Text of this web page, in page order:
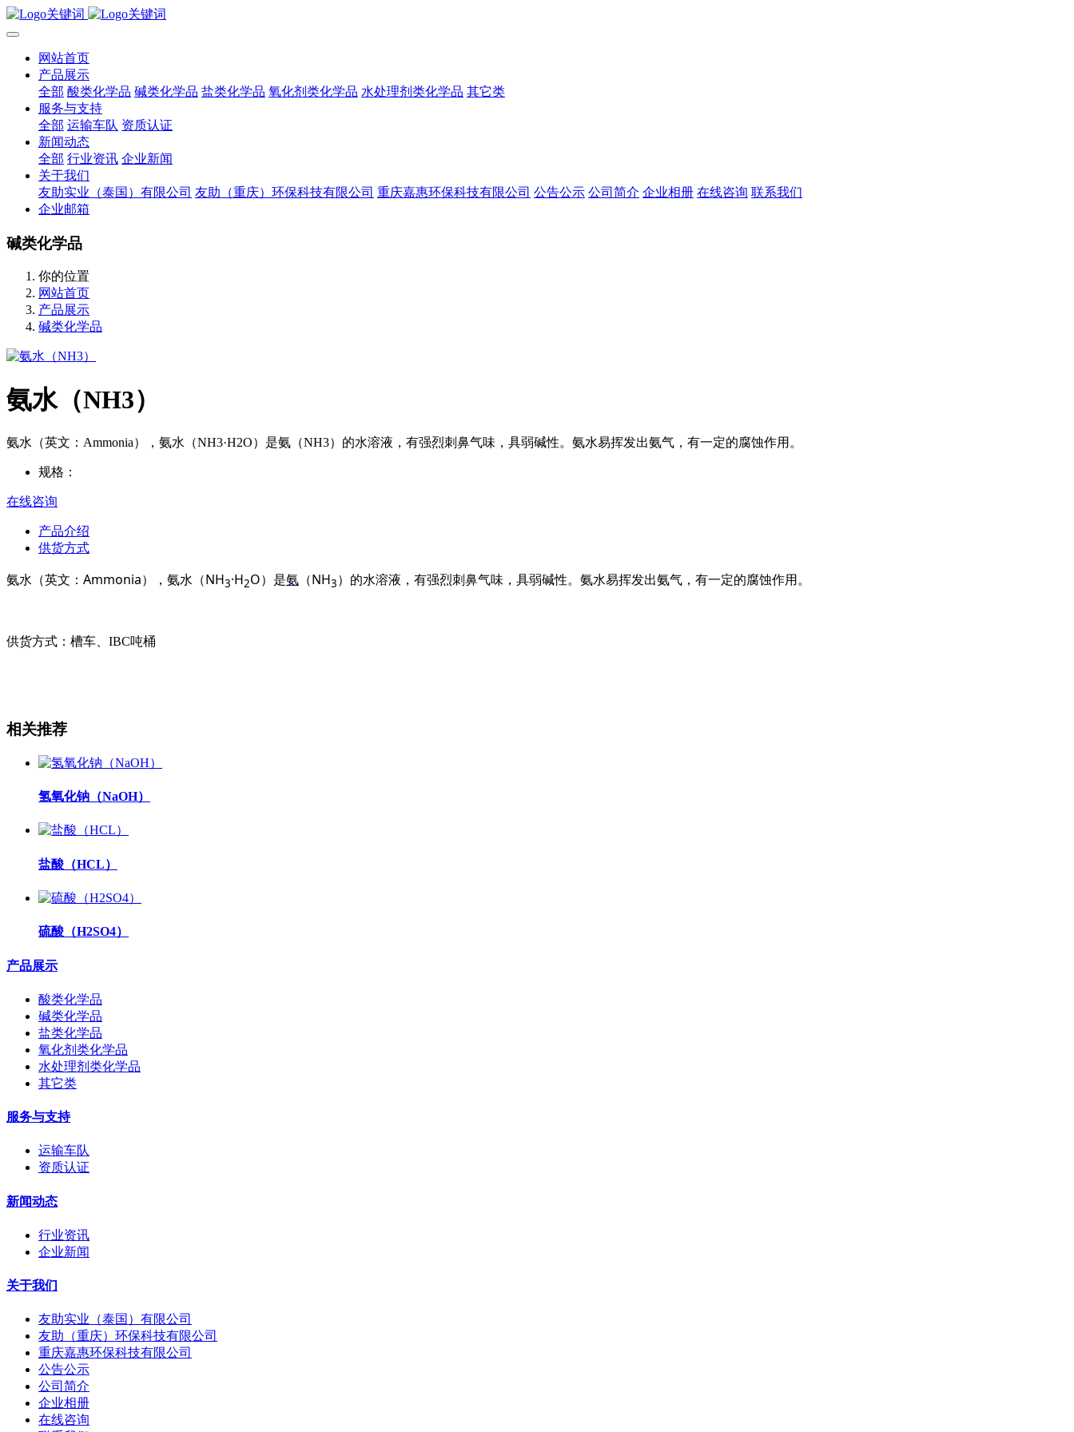
网站首页
产品展示
全部 酸类化学品 碱类化学品 盐类化学品 氧化剂类化学品 水处理剂类化学品 其它类
服务与支持
全部 运输车队 资质认证
新闻动态
全部 行业资讯 企业新闻
关于我们
友助实业（泰国）有限公司 友助（重庆）环保科技有限公司 重庆嘉惠环保科技有限公司 公告公示 公司简介 企业相册 在线咨询 联系我们
企业邮箱
碱类化学品
你的位置
网站首页
产品展示
碱类化学品
氨水（NH3）
氨水（英文：Ammonia），氨水（NH3·H2O）是氨（NH3）的水溶液，有强烈刺鼻气味，具弱碱性。氨水易挥发出氨气，有一定的腐蚀作用。
规格：
在线咨询
产品介绍
供货方式
氨水（英文： Ammonia），氨水（NH3·H2O）是氨 （NH3）的水溶液，有强烈刺鼻气味，具弱碱性。氨水易挥发出氨气，有一定的腐蚀作用。
供货方式 ：槽车、 IBC吨桶
相关推荐
氢氧化钠（NaOH）
盐酸（HCL）
硫酸（H2SO4）
产品展示
酸类化学品
碱类化学品
盐类化学品
氧化剂类化学品
水处理剂类化学品
其它类
服务与支持
运输车队
资质认证
新闻动态
行业资讯
企业新闻
关于我们
友助实业（泰国）有限公司
友助（重庆）环保科技有限公司
重庆嘉惠环保科技有限公司
公告公示
公司简介
企业相册
在线咨询